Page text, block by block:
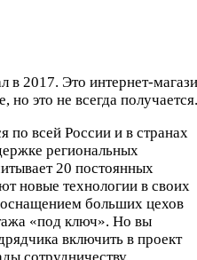
в 2017. Это интернет-
но это не всегда
по всей России и в странах
региональных
20 постоянных
новые технологии в своих
больших цехов
«под ключ». Но вы
включить в проект